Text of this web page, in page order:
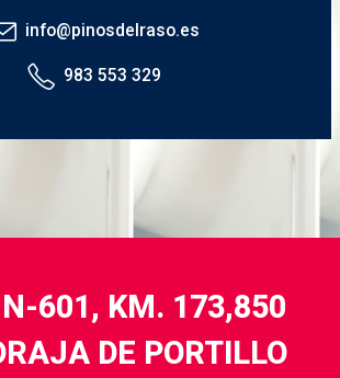
info@pinosdelraso.es
983 553 329
601, KM. 173,850
DE PORTILLO